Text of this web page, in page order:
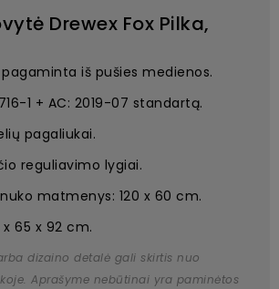
Drewex Fox Pilka,
iš pušies medienos.
1 + AC: 2019-07 standartą.
pagaliukai.
reguliavimo lygiai.
matmenys: 120 x 60 cm.
65 x 92 cm.
dizaino detalė gali skirtis nuo
Aprašyme nebūtinai yra paminėtos